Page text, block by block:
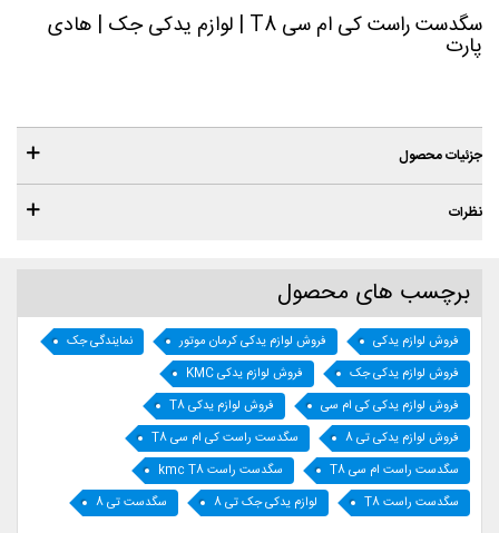
سگدست راست کی ام سی T8 | لوازم یدکی جک | هادی
پارت
جزئیات محصول
نظرات
برچسب های محصول
فروش لوازم یدکی فروش لوازم یدکی کرمان موتور
نمایندگی جک
فروش لوازم یدکی جک
فروش لوازم یدکی KMC
فروش لوازم یدکی کی ام سی
فروش لوازم یدکی T8
فروش لوازم یدکی تی 8
سگدست راست کی ام سی T8
سگدست راست ام سی T8
سگدست راست kmc T8
سگدست راست T8
لوازم یدکی جک تی 8 سگدست تی 8